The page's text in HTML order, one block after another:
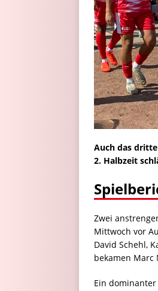
Auch das
2. Halbzeit
Zwei
Mittwoch vor
David Schehl,
bekamen Marc
Ein